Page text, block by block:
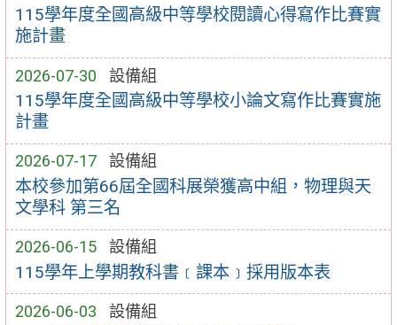
115學年度全國高級中等學校閱讀心得寫作比賽實
施計畫
2026-07-30 設備組
115學年度全國高級中等學校小論文寫作比賽實施
計畫
2026-07-17 設備組
本校參加第66屆全國科展榮獲高中組，物理與天
文學科 第三名
2026-06-15 設備組
115學年上學期教科書﹝課本﹞採用版本表
2026-06-03 設備組